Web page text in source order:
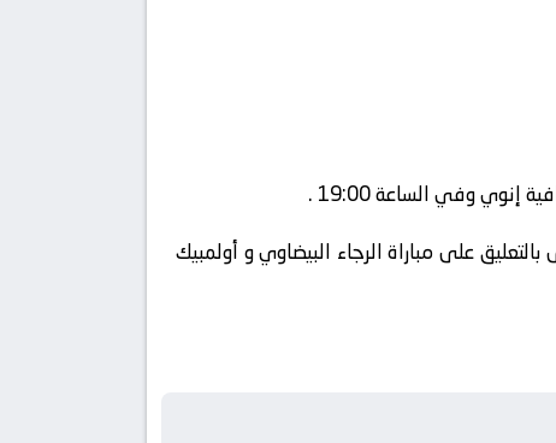
وفي الساعة 19:00 .
على مباراة الرجاء البيضاوي و أولمبيك